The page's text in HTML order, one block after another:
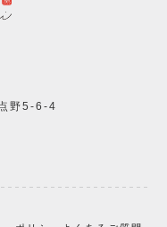
野5-6-4